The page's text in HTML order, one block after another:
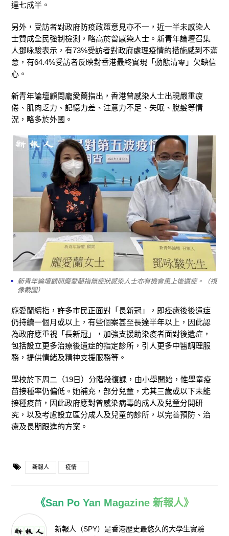
達七成半。
另外，受訪者對政府防疫政策意見亦不一，近一半未感染人
士贊成全民強制檢測，略高於曾感染人士。新青年論壇召集
人鄧咏駿表示，有73%受訪者對政府處理疫情的措施感到不滿
意，有64.4%受訪者反映對香港最終實現「動態清零」欠缺信
心。
新青年論壇顧問龐愛蘭指出，香港曾感染人士出現嚴重疲
倦、肌肉乏力、記憶力差、注意力不足、失眠、脫髮等情
況，略多於外國。
新青年論壇顧問龐愛蘭指無症狀感染人士亦有機會患上後遺症。（視
像截圖）
龐愛蘭續指，許多市民正面對「長新冠」，即痊癒後後遺症
仍持續一個月或以上，有些個案甚至長達半年以上，因此認
為政府應重視「長新冠」，加強支援助染疫者面對後遺症，
包括設立更多治療後遺症的指定診所，引人更多中醫調理服
務，提供情緒及精神支援服務等。
學校於下周二（19日）分階段復課，由小學開始，惟學童疫
苗接種率仍偏低。她補充，部分兒童，尤其三歲或以下未能
接種疫苗，因此政府應對曾感染病毒的成人及兒童分開研
究，以及考慮設立區分成人及兒童的診所，以完善預防、治
療及長期跟進的方案。
新報人 疫情
《San Po Yan Magazine 新報人》
新報人（SPY）是香港歷史最悠久的大學生實驗